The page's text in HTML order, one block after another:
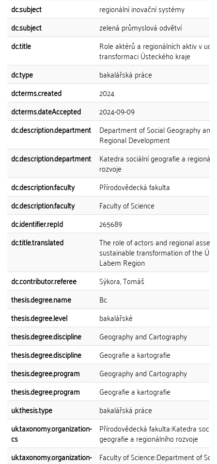
dc.subject
regionální inovační systémy
dc.subject
zelená průmyslová odvětví
dc.title
Role aktérů a regionálních aktiv v
transformaci Ústeckého kraje
dc.type
bakalářská práce
dcterms.created
2024
dcterms.dateAccepted
2024-09-09
dc.description.department
Department of Social Geography and
Regional Development
dc.description.department
Katedra sociální geografie a
rozvoje
dc.description.faculty
Přírodovědecká fakulta
dc.description.faculty
Faculty of Science
dc.identifier.repId
265689
dc.title.translated
The role of actors and regional
sustainable transformation of the
Labem Region
dc.contributor.referee
Sýkora, Tomáš
thesis.degree.name
Bc.
thesis.degree.level
bakalářské
thesis.degree.discipline
Geography and Cartography
thesis.degree.discipline
Geografie a kartografie
thesis.degree.program
Geography and Cartography
thesis.degree.program
Geografie a kartografie
uk.thesis.type
bakalářská práce
uk.taxonomy.organization-
cs
Přírodovědecká fakulta::Katedra
geografie a regionálního rozvoje
uk.taxonomy.organization-
Faculty of Science::Department of